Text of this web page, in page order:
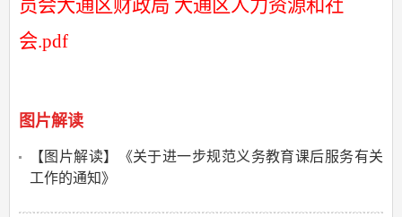
员会大通区财政局 大通区人力资源和社
会.pdf
图片解读
【图片解读】《关于进一步规范义务教育课后服务有关
工作的通知》